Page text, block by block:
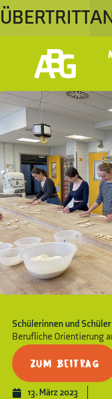
ÜBERTRITT
Schülerinnen und
Berufliche Orientierung
Zum Beitrag
13. März 2023